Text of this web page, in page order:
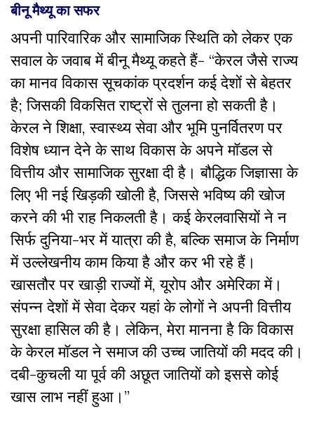
बीनू मैथ्यू का सफर
अपनी पारिवारिक और सामाजिक स्थिति को लेकर एक
सवाल के जवाब में बीनू मैथ्यू कहते हैं- “केरल जैसे राज्य
का मानव विकास सूचकांक प्रदर्शन कई देशों से बेहतर
है; जिसकी विकसित राष्ट्रों से तुलना हो सकती है।
केरल ने शिक्षा, स्वास्थ्य सेवा और भूमि पुनर्वितरण पर
विशेष ध्यान देने के साथ विकास के अपने मॉडल से
वित्तीय और सामाजिक सुरक्षा दी है। बौद्धिक जिज्ञासा के
लिए भी नई खिड़की खोली है, जिससे भविष्य की खोज
करने की भी राह निकलती है। कई केरलवासियों ने न
सिर्फ दुनिया-भर में यात्रा की है, बल्कि समाज के निर्माण
में उल्लेखनीय काम किया है और कर भी रहे हैं।
खासतौर पर खाड़ी राज्यों में, यूरोप और अमेरिका में।
संपन्न देशों में सेवा देकर यहां के लोगों ने अपनी वित्तीय
सुरक्षा हासिल की है। लेकिन, मेरा मानना है कि विकास
के केरल मॉडल ने समाज की उच्च जातियों की मदद की।
दबी-कुचली या पूर्व की अछूत जातियों को इससे कोई
खास लाभ नहीं हुआ।”